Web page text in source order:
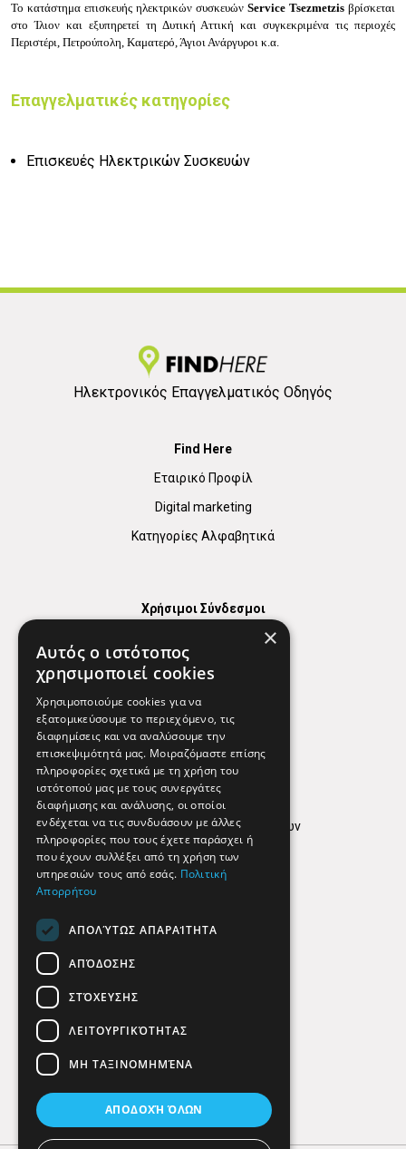
Το κατάστημα επισκευής ηλεκτρικών συσκευών Service Tsezmetzis βρίσκεται
στο Ίλιον και εξυπηρετεί τη Δυτική Αττική και συγκεκριμένα τις περιοχές
Περιστέρι, Πετρούπολη, Καματερό, Άγιοι Ανάργυροι κ.α.
Επαγγελματικές κατηγορίες
Επισκευές Ηλεκτρικών Συσκευών
Ηλεκτρονικός Επαγγελματικός Οδηγός
Find Here
Εταιρικό Προφίλ
Digital marketing
Κατηγορίες Αλφαβητικά
Χρήσιμοι Σύνδεσμοι
Χρήσιμα Τηλέφωνα
Εφημερεύοντα Φαρμακεία
Απόρρητο
Όροι Χρήσης
Πολιτική προστασίας δεδομένων
Findhere
Social Media
×
Αυτός ο ιστότοπος
χρησιμοποιεί cookies
Χρησιμοποιούμε cookies για να
εξατομικεύσουμε το περιεχόμενο, τις
διαφημίσεις και να αναλύσουμε την
επισκεψιμότητά μας. Μοιραζόμαστε επίσης
πληροφορίες σχετικά με τη χρήση του
ιστότοπού μας με τους συνεργάτες
διαφήμισης και ανάλυσης, οι οποίοι
ενδέχεται να τις συνδυάσουν με άλλες
πληροφορίες που τους έχετε παράσχει ή
που έχουν συλλέξει από τη χρήση των
υπηρεσιών τους από εσάς. Πολιτική
Απορρήτου
ΑΠΟΛΎΤΩΣ ΑΠΑΡΑΊΤΗΤΑ
ΑΠΌΔΟΣΗΣ
ΣΤΌΧΕΥΣΗΣ
ΛΕΙΤΟΥΡΓΙΚΌΤΗΤΑΣ
ΜΗ ΤΑΞΙΝΟΜΗΜΈΝΑ
ΑΠΟΔΟΧΉ ΌΛΩΝ